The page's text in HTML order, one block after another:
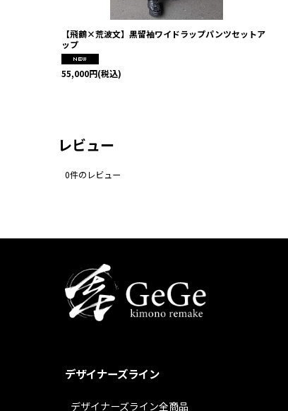
【飛鶴×荒波文】黒留袖ワイドラップパンツセットア
ップ
55,000円(税込)
レビュー
0件のレビュー
デザイナーズライン
デザイナーズライン全商品